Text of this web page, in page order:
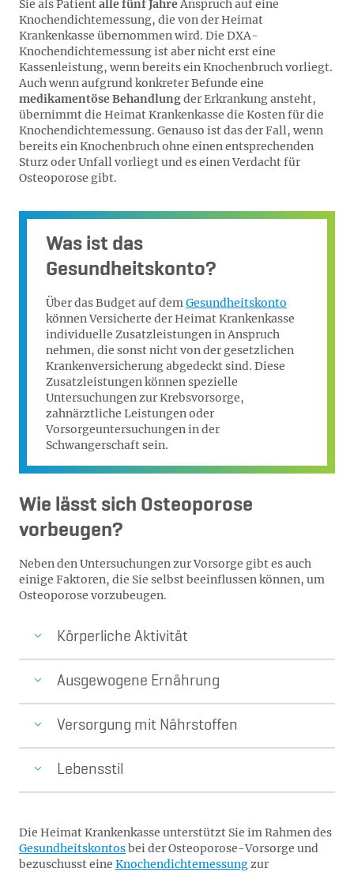
Sie als Patientalle fünf JahreAnspruch auf eine
Knochendichtemessung, die von der Heimat
Krankenkasse übernommen wird. Die DXA-
Knochendichtemessung ist aber nicht erst eine
Kassenleistung, wenn bereits ein Knochenbruch vorliegt.
Auch wenn aufgrund konkreter Befunde eine
medikamentöse Behandlungder Erkrankung ansteht,
übernimmt die Heimat Krankenkasse die Kosten für die
Knochendichtemessung. Genauso ist das der Fall, wenn
bereits ein Knochenbruch ohne einen entsprechenden
Sturz oder Unfall vorliegt und es einen Verdacht für
Osteoporose gibt.
Was ist das
Gesundheitskonto?
Über das Budget auf demGesundheitskonto
können Versicherte der Heimat Krankenkasse
individuelle Zusatzleistungen in Anspruch
nehmen, die sonst nicht von der gesetzlichen
Krankenversicherung abgedeckt sind. Diese
Zusatzleistungen können spezielle
Untersuchungen zur Krebsvorsorge,
zahnärztliche Leistungen oder
Vorsorgeuntersuchungen in der
Schwangerschaft sein.
Wie lässt sich Osteoporose
vorbeugen?
Neben den Untersuchungen zur Vorsorge gibt es auch
einige Faktoren, die Sie selbst beeinflussen können, um
Osteoporose vorzubeugen.
Körperliche Aktivität
Ausgewogene Ernährung
Versorgung mit Nährstoffen
Lebensstil
Die Heimat Krankenkasse unterstützt Sie im Rahmen des
Gesundheitskontosbei der Osteoporose-Vorsorge und
bezuschusst eine Knochendichtemessungzur